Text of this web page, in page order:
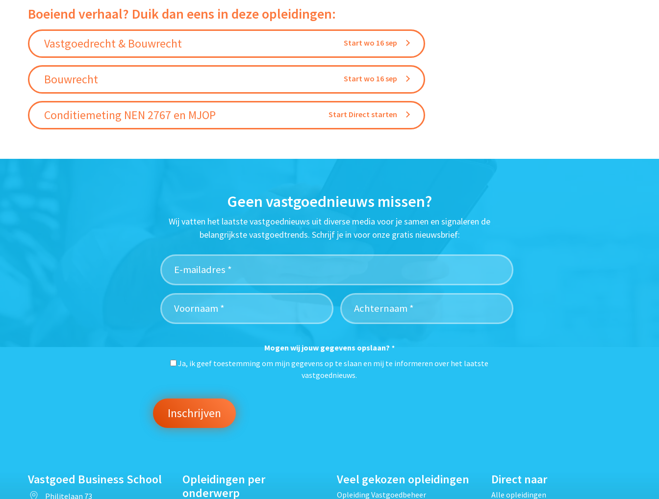
Boeiend verhaal? Duik dan eens in deze opleidingen:
Vastgoedrecht & Bouwrecht Start wo 16 sep
Bouwrecht Start wo 16 sep
Conditiemeting NEN 2767 en MJOP Start Direct starten
Geen vastgoednieuws missen?
Wij vatten het laatste vastgoednieuws uit diverse media voor je samen en signaleren de
belangrijkste vastgoedtrends. Schrijf je in voor onze gratis nieuwsbrief:
Mogen wij jouw gegevens opslaan? *
Ja, ik geef toestemming om mijn gegevens op te slaan en mij te informeren over het laatste
vastgoednieuws.
Vastgoed Business School
Philitelaan 73
Opleidingen per
onderwerp
Veel gekozen opleidingen
Opleiding Vastgoedbeheer
Direct naar
Alle opleidingen